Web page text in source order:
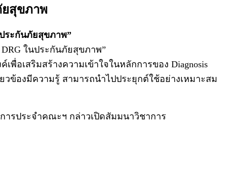
ยสุขภาพ
ระกันภัยสุขภาพ”
ในประกันภัยสุขภาพ”
อเสริมสร้างความเข้าใจในหลักการของ Diagnosis
วข้องมีความรู้ สามารถนำไปประยุกต์ใช้อย่างเหมาะสม
รประจำคณะฯ กล่าวเปิดสัมมนาวิชาการ